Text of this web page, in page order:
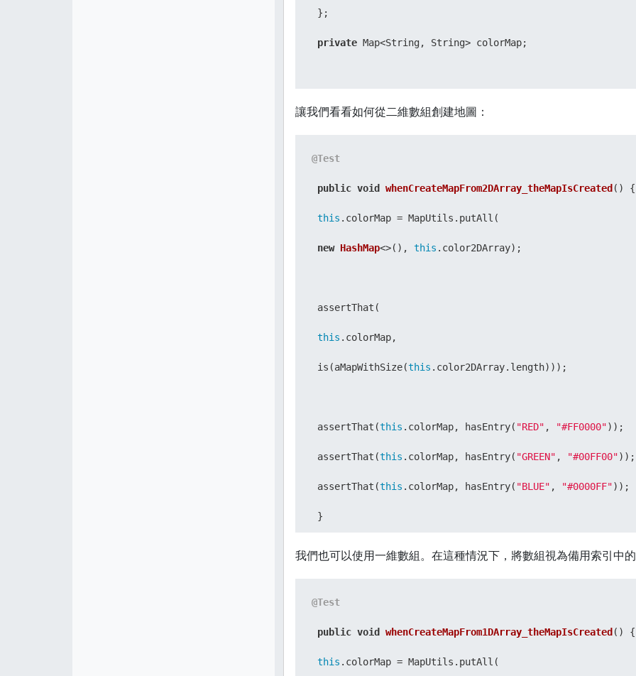
};
private Map<String, String> colorMap;
讓我們看看如何從二維數組創建地圖：
@Test
public void whenCreateMapFrom2DArray_theMapIsCreated () {
this .colorMap = MapUtils.putAll(
new HashMap<>(), this .color2DArray);
assertThat(
this .colorMap,
is(aMapWithSize(this .color2DArray.length)));
assertThat(this .colorMap, hasEntry( "RED" , "#FF0000"));
assertThat(this .colorMap, hasEntry( "GREEN" , "#00FF00"));
assertThat(this .colorMap, hasEntry( "BLUE" , "#0000FF"));
}
我們也可以使用一維數組。在這種情況下，將數組視為備用索引中
@Test
public void whenCreateMapFrom1DArray_theMapIsCreated () {
this .colorMap = MapUtils.putAll(